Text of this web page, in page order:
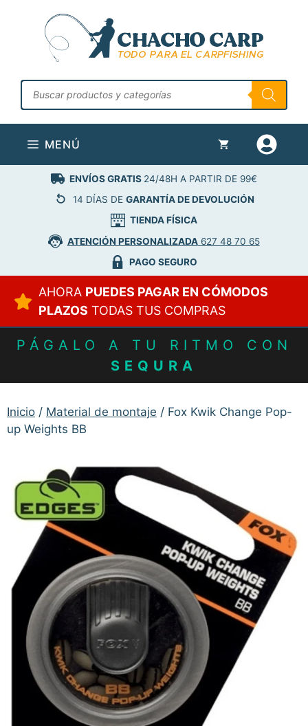
contenido
Búsqueda
de
productos
MENÚ
ENVÍOS GRATIS 24/48H A PARTIR DE 99€
14 DÍAS DE GARANTÍA DE DEVOLUCIÓN
TIENDA FÍSICA
ATENCIÓN PERSONALIZADA627 48 70 65
PAGO SEGURO
AHORA PUEDES PAGAR EN CÓMODOS
PLAZOS TODAS TUS COMPRAS
PÁGALO A TU RITMO CON
SEQURA
Inicio / Material de montaje / Fox Kwik Change Pop-
up Weights BB